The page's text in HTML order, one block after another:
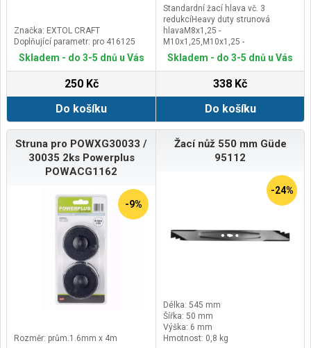
Značka: EXTOL CRAFT
Doplňující parametr: pro 416125
Skladem - do 3-5 dnů u Vás
250 Kč
Do košíku
Standardní žací hlava vč. 3
redukcíHeavy duty strunová
hlavaM8x1,25 -
M10x1,25,M10x1,25 -
M10x1,25,M10x1,25 -
M10x1,5Případné bezpečnostní
součástí návodu k obsluze, který
je k dispozici v sekci KE
STAŽENÍ.Kontaktní údaje výrobce /
dovozce / zplnomocněného
zástupce výrobce v EU:GARLAND
distributor, s.r.o. Šturmova 1307,
50601 Jičín, Czech Republicemail:
garland@garland.cz
Skladem - do 3-5 dnů u Vás
338 Kč
Do košíku
Struna pro POWXG30033 /
30035 2ks Powerplus
POWACG1162
-9%
Rozměr: prům.1.6mm x 4m
Žací nůž 550 mm Güde
95112
-24%
Délka: 545 mm
Šířka: 50 mm
Výška: 6 mm
Hmotnost: 0,8 kg